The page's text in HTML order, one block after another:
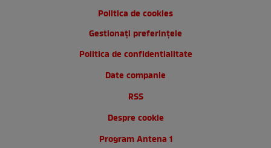
Politica de cookies
Gestionați preferințele
Politica de confidentialitate
Date companie
RSS
Despre cookie
Program Antena 1